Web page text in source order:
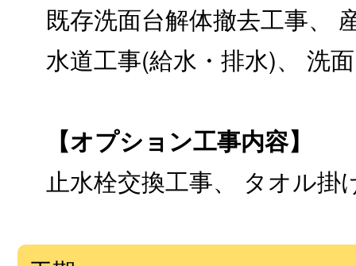
既存洗面台解体撤去工事、
水道工事(給水・排水)、 洗
【オプション工事内容】
止水栓交換工事、 タオル掛